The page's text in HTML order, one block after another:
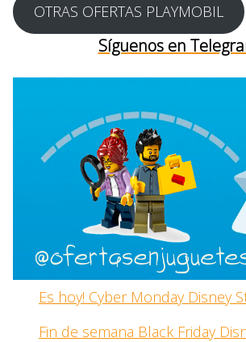
OTRAS OFERTAS PLAYMOBIL
Síguenos en
Es hoy! Cyber Monday Disney
Fin de semana Black Friday